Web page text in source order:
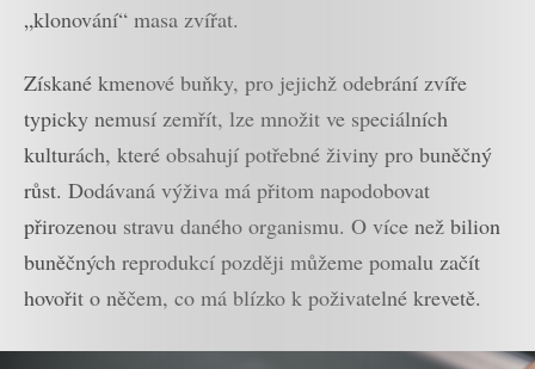
„klonování“ masa zvířat.
Získané kmenové buňky, pro jejichž odebrání zvíře
typicky nemusí zemřít, lze množit ve speciálních
kulturách, které obsahují potřebné živiny pro buněčný
růst. Dodávaná výživa má přitom napodobovat
přirozenou stravu daného organismu. O více než bilion
buněčných reprodukcí později můžeme pomalu začít
hovořit o něčem, co má blízko k poživatelné krevetě.